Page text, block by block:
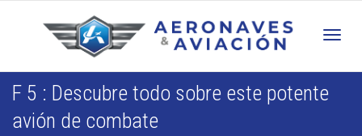
F 5 : Descubre todo sobre este potente
avión de combate